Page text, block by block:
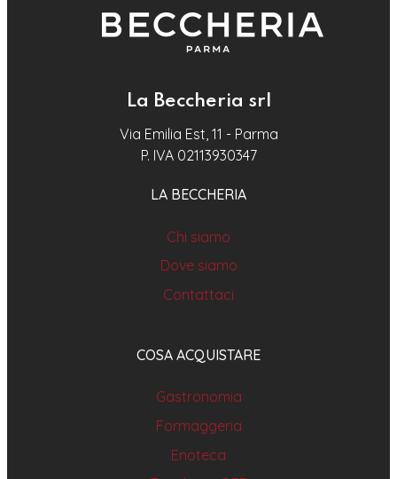
La Beccheria srl
Via Emilia Est, 11 - Parma
P. IVA 02113930347
LA BECCHERIA
Chi siamo
Dove siamo
Contattaci
COSA ACQUISTARE
Gastronomia
Formaggeria
Enoteca